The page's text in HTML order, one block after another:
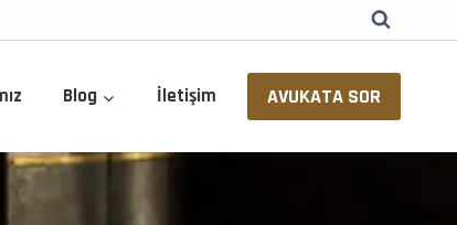
Blog İletişim AVUKATA SOR